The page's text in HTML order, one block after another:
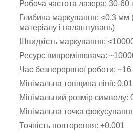
Робоча частота лазера: 30-60
Глибина маркування: ≤0.3 мм
матеріалу і налаштувань)
Швидкість маркування:
Ресурс випромінювача: ~
Час безперервної роботи: ~16
Мінімальна товщина лінії:
Мінімальний розмір символу:
Мінімальна точка
Точність повторення: ±0.001